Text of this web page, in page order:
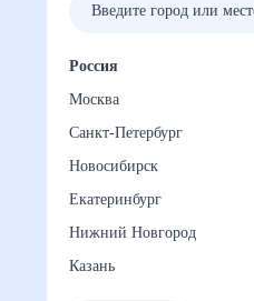
Россия
Москва
Санкт-Петербург
Новосибирск
Екатеринбург
Нижний Новгород
Казань